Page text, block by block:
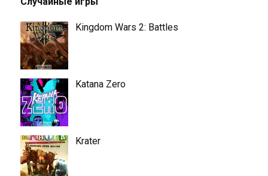
Kingdom Wars 2: Battles
Katana Zero
Krater